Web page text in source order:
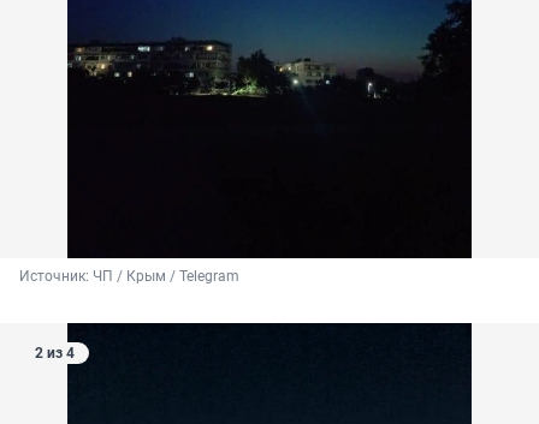
Источник: ЧП / Крым / Telegram
2 из 4